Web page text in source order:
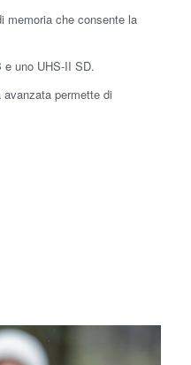
memoria che consente la
uno UHS-II SD.
permette di